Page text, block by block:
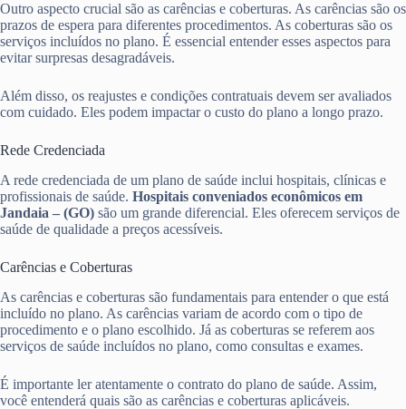
Outro aspecto crucial são as carências e coberturas. As carências são os
prazos de espera para diferentes procedimentos. As coberturas são os
serviços incluídos no plano. É essencial entender esses aspectos para
evitar surpresas desagradáveis.
Além disso, os reajustes e condições contratuais devem ser avaliados
com cuidado. Eles podem impactar o custo do plano a longo prazo.
Rede Credenciada
A rede credenciada de um plano de saúde inclui hospitais, clínicas e
profissionais de saúde. Hospitais conveniados econômicos em
Jandaia – (GO) são um grande diferencial. Eles oferecem serviços de
saúde de qualidade a preços acessíveis.
Carências e Coberturas
As carências e coberturas são fundamentais para entender o que está
incluído no plano. As carências variam de acordo com o tipo de
procedimento e o plano escolhido. Já as coberturas se referem aos
serviços de saúde incluídos no plano, como consultas e exames.
É importante ler atentamente o contrato do plano de saúde. Assim,
você entenderá quais são as carências e coberturas aplicáveis.